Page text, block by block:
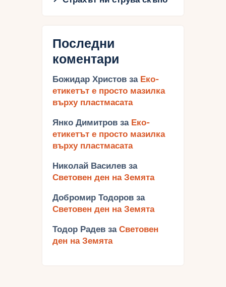
Последни
коментари
Божидар Христов за Еко-
етикетът е просто мазилка
върху пластмасата
Янко Димитров за Еко-
етикетът е просто мазилка
върху пластмасата
Николай Василев за
Световен ден на Земята
Добромир Тодоров за
Световен ден на Земята
Тодор Радев за Световен
ден на Земята